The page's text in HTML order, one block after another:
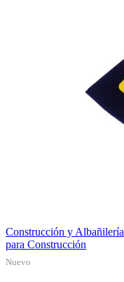
Construcción y Albañilería
para Construcción
Nuevo